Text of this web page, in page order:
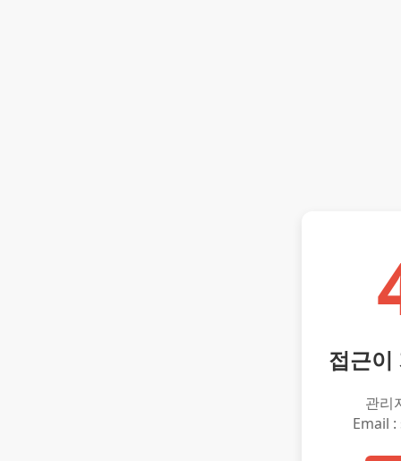
접근이
관리
Email